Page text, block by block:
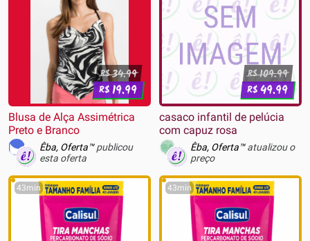
R$34.99
R$19.99
Blusa de Alça Assimétrica
Preto e Branco
Êba, Oferta™publicou
esta oferta
R$109.99
R$49.99
casaco infantil de pelúcia
com capuz rosa
Êba, Oferta™atualizou o
preço
43min 43min